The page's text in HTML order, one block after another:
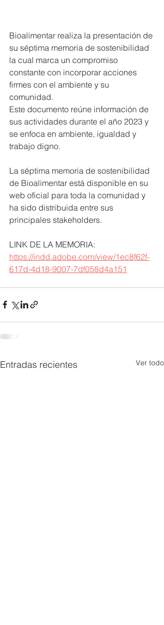
Bioalimentar realiza la presentación de
su séptima memoria de sostenibilidad
la cual marca un compromiso
constante con incorporar acciones
firmes con el ambiente y su
comunidad.
Este documento reúne información de
sus actividades durante el año 2023 y
se enfoca en ambiente, igualdad y
trabajo digno.
La séptima memoria de sostenibilidad
de Bioalimentar está disponible en su
web oficial para toda la comunidad y
ha sido distribuida entre sus
principales stakeholders.
LINK DE LA MEMORIA:
https://indd.adobe.com/view/1ec8f62f-
617d-4d18-9007-7df058d4a151
Entradas recientes Ver todo